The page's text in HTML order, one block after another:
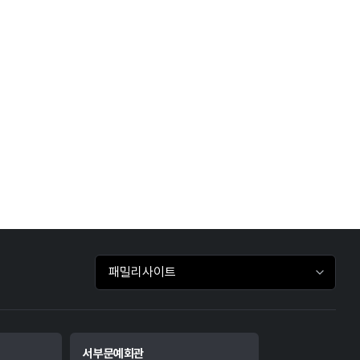
패밀리사이트 바로가기
서부문예회관